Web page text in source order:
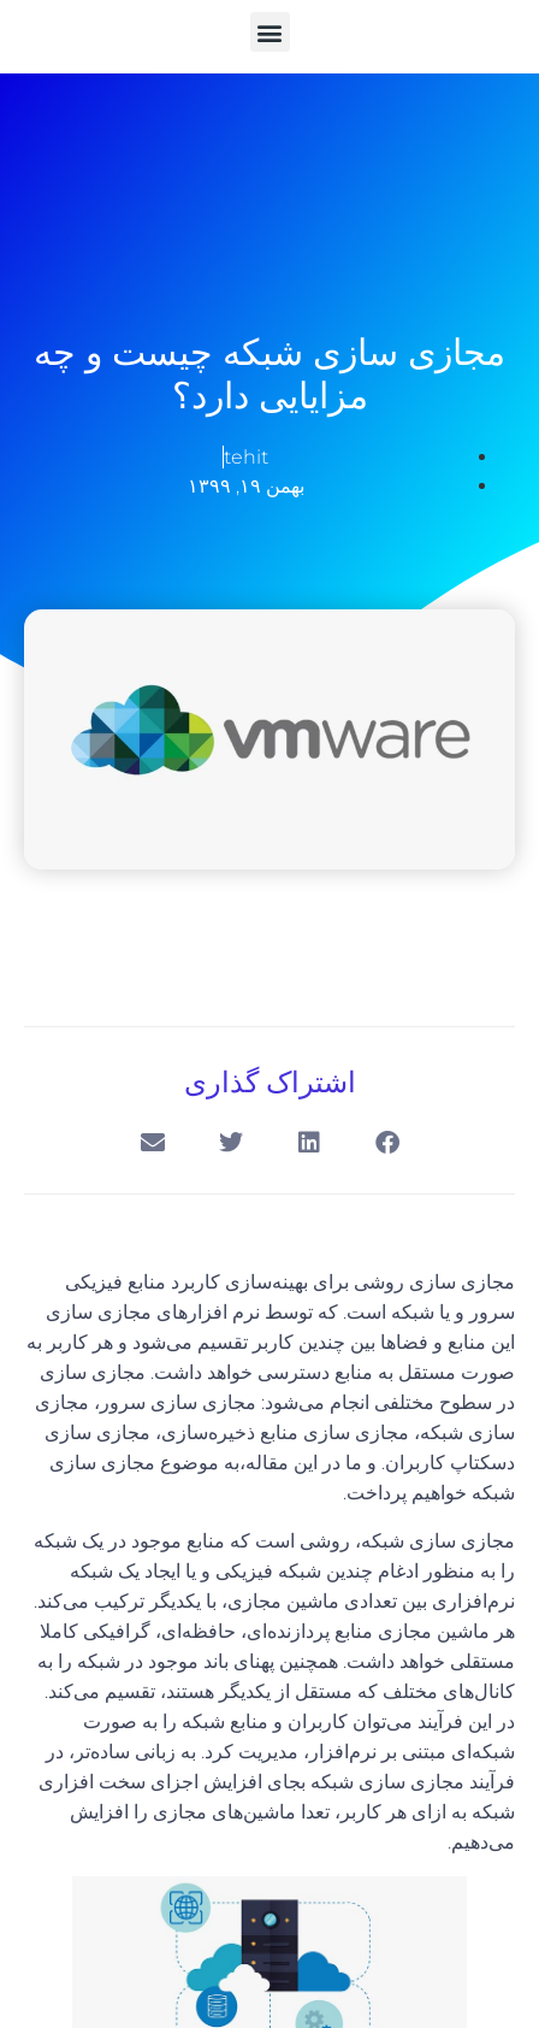
مجازی سازی شبکه چیست و چه
مزایایی دارد؟
tehit
بهمن ۱۹, ۱۳۹۹
اشتراک گذاری
مجازی سازی روشی برای بهینه‌سازی کاربرد منابع فیزیکی
سرور و یا شبکه است. که توسط نرم افزارهای مجازی سازی
این منابع و فضاها بین چندین کاربر تقسیم می‌شود و هر کاربر به
صورت مستقل به منابع دسترسی خواهد داشت. مجازی سازی
در سطوح مختلفی انجام می‌شود: مجازی سازی سرور، مجازی
سازی شبکه، مجازی سازی منابع ذخیره‌سازی، مجازی سازی
دسکتاپ کاربران. و ما در این مقاله،به موضوع مجازی سازی
شبکه خواهیم پرداخت.
مجازی سازی شبکه، روشی است که منابع موجود در یک شبکه
را به منظور ادغام چندین شبکه فیزیکی و یا ایجاد یک شبکه
نرم‌افزاری بین تعدادی ماشین مجازی، با یکدیگر ترکیب می‌کند.
هر ماشین مجازی منابع پردازنده‌ای، حافظه‌ای، گرافیکی کاملا
مستقلی خواهد داشت. همچنین پهنای باند موجود در شبکه را به
کانال‌های مختلف که مستقل از یکدیگر هستند، تقسیم می‌کند.
در این فرآیند می‌توان کاربران و منابع شبکه را به صورت
شبکه‌ای مبتنی بر نرم‌افزار، مدیریت کرد. به زبانی ساده‌تر، در
فرآیند مجازی سازی شبکه بجای افزایش اجزای سخت افزاری
شبکه به ازای هر کاربر، تعدا ماشین‌های مجازی را افزایش
می‌دهیم.